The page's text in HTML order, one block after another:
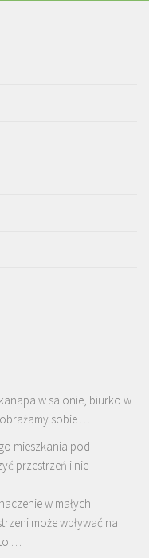
w salonie, biurko w
sobie …
mieszkania pod
przestrzeń i nie
w małych
może wpływać na
…